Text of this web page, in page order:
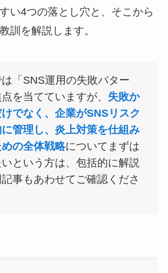
い4つの落とし穴と、そこから
訓を解説します。
「SNS運用の失敗パター
を当てていますが、 失敗か
けでなく、企業がSNSリスク
管理し、炎上対策を仕組み
の全体戦略についてまずは
という方は、包括的に解説
記事もあわせてご確認くださ